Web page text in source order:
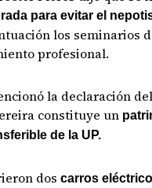
para evitar el
los seminarios
profesional.
la declaración
constituye un
de la UP.
dos carros